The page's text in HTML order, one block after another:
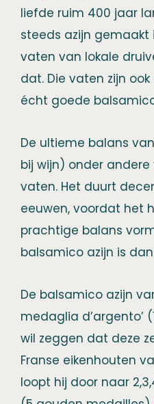
liefde ruim 400 jaar
steeds azijn gemaakt
vaten van lokale
dat. Die vaten zijn
écht goede
De ultieme balans
bij wijn) onder
vaten. Het duurt
eeuwen, voordat het
prachtige balans
balsamico azijn is
De balsamico azijn
medaglia d’argento’
wil zeggen dat deze
Franse eikenhouten
loopt hij door naar